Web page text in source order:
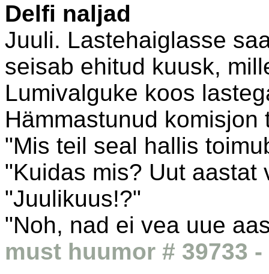
Delfi naljad
Juuli. Lastehaiglasse
seisab ehitud kuusk,
Lumivalguke koos
Hämmastunud
"Mis teil seal hallis
"Kuidas mis? Uut aastat
"Juulikuus!?"
"Noh, nad ei vea uue
must huumor # 39733 -